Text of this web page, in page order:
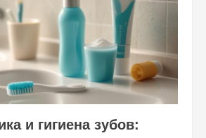
и гигиена зубов: